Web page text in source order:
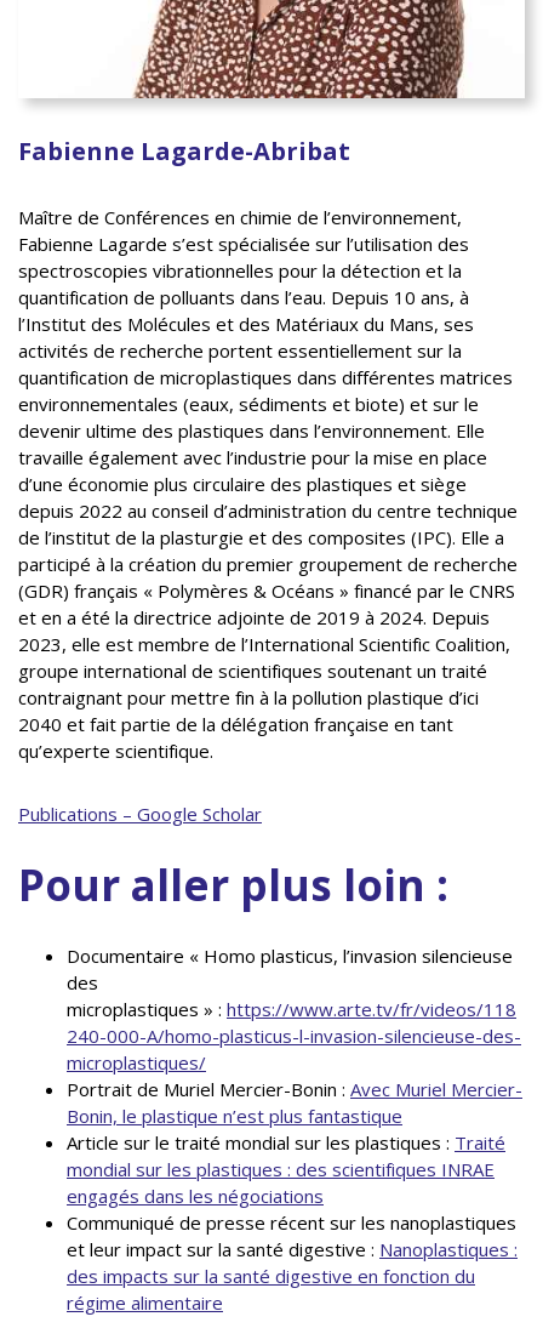
Fabienne Lagarde-Abribat
Maître de Conférences en chimie de l’environnement,
Fabienne Lagarde s’est spécialisée sur l’utilisation des
spectroscopies vibrationnelles pour la détection et la
quantification de polluants dans l’eau. Depuis 10 ans, à
l’Institut des Molécules et des Matériaux du Mans, ses
activités de recherche portent essentiellement sur la
quantification de microplastiques dans différentes matrices
environnementales (eaux, sédiments et biote) et sur le
devenir ultime des plastiques dans l’environnement. Elle
travaille également avec l’industrie pour la mise en place
d’une économie plus circulaire des plastiques et siège
depuis 2022 au conseil d’administration du centre technique
de l’institut de la plasturgie et des composites (IPC). Elle a
participé à la création du premier groupement de recherche
(GDR) français « Polymères & Océans » financé par le CNRS
et en a été la directrice adjointe de 2019 à 2024. Depuis
2023, elle est membre de l’International Scientific Coalition,
groupe international de scientifiques soutenant un traité
contraignant pour mettre fin à la pollution plastique d’ici
2040 et fait partie de la délégation française en tant
qu’experte scientifique.
Publications – Google Scholar
Pour aller plus loin :
Documentaire « Homo plasticus, l’invasion silencieuse
des
microplastiques » : https://www.arte.tv/fr/videos/118
240-000-A/homo-plasticus-l-invasion-silencieuse-des-
microplastiques/
Portrait de Muriel Mercier-Bonin : Avec Muriel Mercier-
Bonin, le plastique n’est plus fantastique
Article sur le traité mondial sur les plastiques : Traité
mondial sur les plastiques : des scientifiques INRAE
engagés dans les négociations
Communiqué de presse récent sur les nanoplastiques
et leur impact sur la santé digestive : Nanoplastiques :
des impacts sur la santé digestive en fonction du
régime alimentaire